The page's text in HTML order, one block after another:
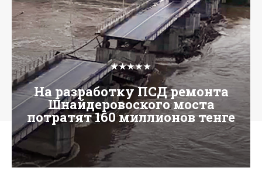
★★★★★
На разработку ПСД ремонта
Шнайдеровоского моста
потратят 160 миллионов тенге